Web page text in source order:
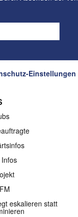
Einstellungen
eskalieren statt